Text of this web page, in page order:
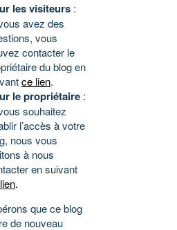
les visiteurs :
avez des
vous
contacter le
du blog en
ce lien.
le propriétaire :
souhaitez
l’accès à votre
nous vous
à nous
en suivant
.
que ce blog
de nouveau